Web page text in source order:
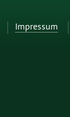
Impressum